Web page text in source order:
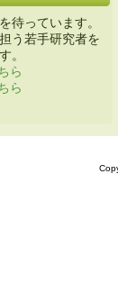
待っています。
う若手研究者を
。
ら
ら